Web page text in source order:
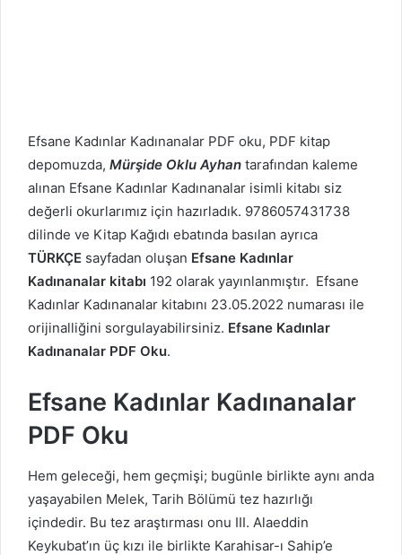
Efsane Kadınlar Kadınanalar PDF oku, PDF kitap
depomuzda, Mürşide Oklu Ayhan tarafından kaleme
alınan Efsane Kadınlar Kadınanalar isimli kitabı siz
değerli okurlarımız için hazırladık. 9786057431738
dilinde ve Kitap Kağıdı ebatında basılan ayrıca
TÜRKÇE sayfadan oluşan Efsane Kadınlar
Kadınanalar kitabı 192 olarak yayınlanmıştır. Efsane
Kadınlar Kadınanalar kitabını 23.05.2022 numarası ile
orijinalliğini sorgulayabilirsiniz. Efsane Kadınlar
Kadınanalar PDF Oku.
Efsane Kadınlar Kadınanalar
PDF Oku
Hem geleceği, hem geçmişi; bugünle birlikte aynı anda
yaşayabilen Melek, Tarih Bölümü tez hazırlığı
içindedir. Bu tez araştırması onu III. Alaeddin
Keykubat’ın üç kızı ile birlikte Karahisar-ı Sahip’e